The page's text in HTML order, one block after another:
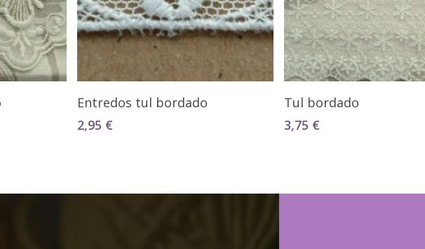
Seleccionar Opciones
Entredos tul bordado
2,95 €
Seleccionar Opciones
Tul bordado
3,75 €